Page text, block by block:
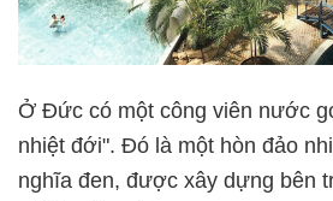
Ở Đức có một công viên nước
nhiệt đới". Đó là một hòn đảo
nghĩa đen, được xây dựng bên